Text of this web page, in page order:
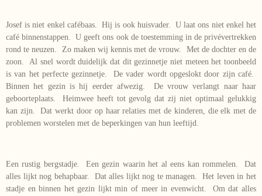
Josef is niet enkel cafébaas. Hij is ook huisvader. U laat ons niet enkel het
café binnenstappen. U geeft ons ook de toestemming in de privévertrekken
rond te neuzen. Zo maken wij kennis met de vrouw. Met de dochter en de
zoon. Al snel wordt duidelijk dat dit gezinnetje niet meteen het toonbeeld
is van het perfecte gezinnetje. De vader wordt opgeslokt door zijn café.
Binnen het gezin is hij eerder afwezig. De vrouw verlangt naar haar
geboorteplaats. Heimwee heeft tot gevolg dat zij niet optimaal gelukkig
kan zijn. Dat werkt door op haar relaties met de kinderen, die elk met de
problemen worstelen met de beperkingen van hun leeftijd.
Een rustig bergstadje. Een gezin waarin het al eens kan rommelen. Dat
alles lijkt nog behapbaar. Dat alles lijkt nog te managen. Het leven in het
stadje en binnen het gezin lijkt min of meer in evenwicht. Om dat alles